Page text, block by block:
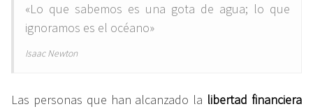
«Lo que sabemos es una gota de agua; lo que
ignoramos es el océano»
Isaac Newton
Las personas que han alcanzado la libertad financiera